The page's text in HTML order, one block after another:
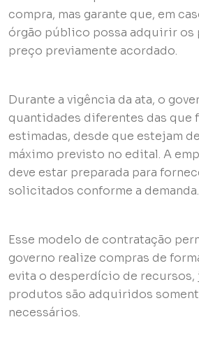
compra, mas garante que, em
órgão público possa adquirir os
preço previamente acordado.
Durante a vigência da ata, o
quantidades diferentes das que
estimadas, desde que estejam
máximo previsto no edital. A
deve estar preparada para
solicitados conforme a demanda.
Esse modelo de contratação
governo realize compras de
evita o desperdício de recursos,
produtos são adquiridos
necessários.